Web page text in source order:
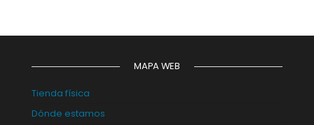
MAPA WEB
Tienda física
Dónde estamos